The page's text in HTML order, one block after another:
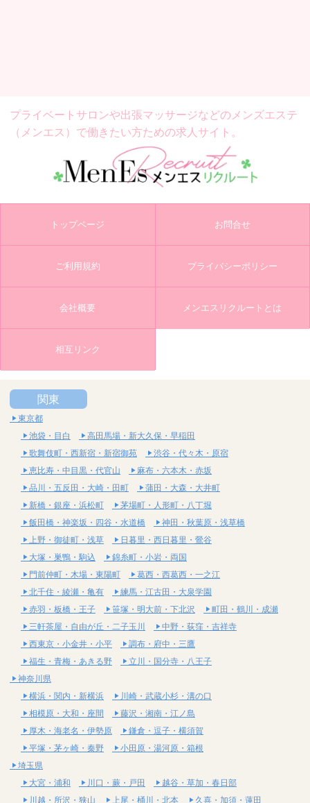
プライベートサロンや出張マッサージなどの メンズエステ
（メンエス）で働きたい方ための求人サイト。
トップページ お問合せ
ご利用規約 プライバシーポリシー
会社概要 メンエスリクルートとは
相互リンク
関東
東京都
池袋・目白
高田馬場・新大久保・早稲田
歌舞伎町・西新宿・新宿御苑
渋谷・代々木・原宿
恵比寿・中目黒・代官山
麻布・六本木・赤坂
品川・五反田・大崎・田町
蒲田・大森・大井町
新橋・銀座・浜松町
茅場町・人形町・八丁堀
飯田橋・神楽坂・四谷・水道橋
神田・秋葉原・浅草橋
上野・御徒町・浅草
日暮里・西日暮里・鶯谷
大塚・巣鴨・駒込
錦糸町・小岩・両国
門前仲町・木場・東陽町
葛西・西葛西・一之江
北千住・綾瀬・亀有
練馬・江古田・大泉学園
赤羽・板橋・王子
笹塚・明大前・下北沢
町田・鶴川・成瀬
三軒茶屋・自由が丘・二子玉川
中野・荻窪・吉祥寺
西東京・小金井・小平
調布・府中・三鷹
福生・青梅・あきる野
立川・国分寺・八王子
神奈川県
横浜・関内・新横浜
川崎・武蔵小杉・溝の口
相模原・大和・座間
藤沢・湘南・江ノ島
厚木・海老名・伊勢原
鎌倉・逗子・横須賀
平塚・茅ヶ崎・秦野
小田原・湯河原・箱根
埼玉県
大宮・浦和
川口・蕨・戸田
越谷・草加・春日部
川越・所沢・狭山
上尾・桶川・北本 久喜・加須・蓮田